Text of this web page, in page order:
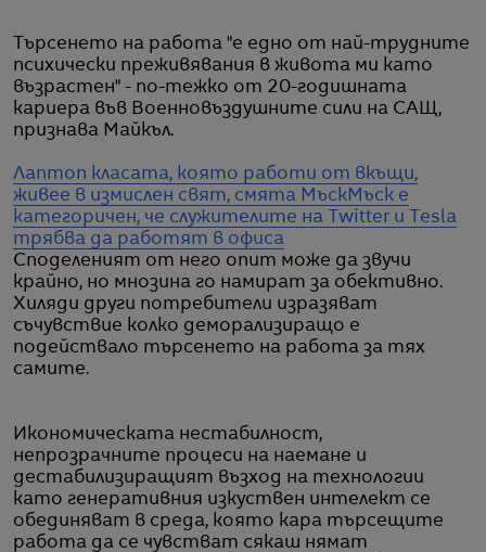
Търсенето на работа "е едно от най-трудните
психически преживявания в живота ми като
възрастен" - по-тежко от 20-годишната
кариера във Военновъздушните сили на САЩ,
признава Майкъл.
Лаптоп класата, която работи от вкъщи,
живее в измислен свят, смята МъскМъск е
категоричен, че служителите на Twitter и Tesla
трябва да работят в офиса
Споделеният от него опит може да звучи
крайно, но мнозина го намират за обективно.
Хиляди други потребители изразяват
съчувствие колко деморализиращо е
подействало търсенето на работа за тях
самите.
Икономическата нестабилност,
непрозрачните процеси на наемане и
дестабилизиращият възход на технологии
като генеративния изкуствен интелект се
обединяват в среда, която кара търсещите
работа да се чувстват сякаш нямат